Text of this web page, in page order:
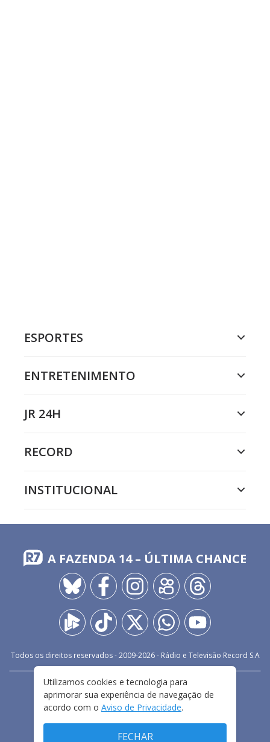
ESPORTES
ENTRETENIMENTO
JR 24H
RECORD
INSTITUCIONAL
A FAZENDA 14 – ÚLTIMA CHANCE
Todos os direitos reservados - 2009-2026- Rádio e Televisão Record S.A
FALE CONOSCO
PRIVACIDADE
TERMOS E CONDIÇÕES DE USO
Utilizamos cookies e tecnologia para
aprimorar sua experiência de navegação de
acordo com o Aviso de Privacidade.
FECHAR